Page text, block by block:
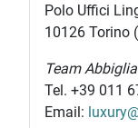
Polo Uffici
10126 Torino
Team
Tel. +39 011
Email: